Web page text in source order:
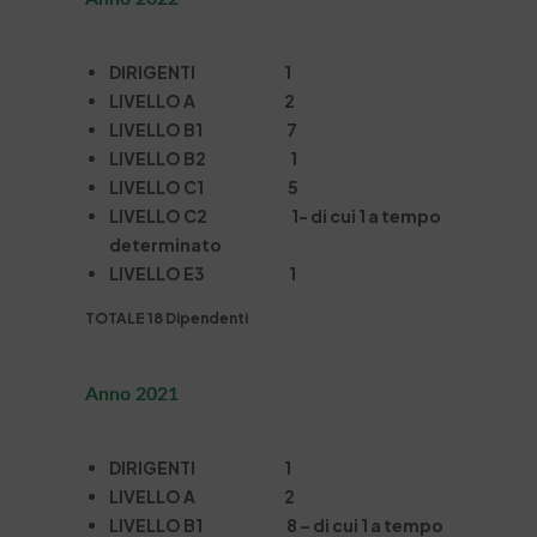
DIRIGENTI 1
LIVELLO A 2
LIVELLO B1 7
LIVELLO B2 1
LIVELLO C1 5
LIVELLO C2 1- di cui 1 a tempo
determinato
LIVELLO E3 1
TOTALE 18 Dipendenti
Anno 2021
DIRIGENTI 1
LIVELLO A 2
LIVELLO B1 8 – di cui 1 a tempo